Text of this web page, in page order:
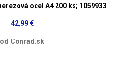
ocel A4 200 ks; 1059933
42,99 €
od Conrad.sk